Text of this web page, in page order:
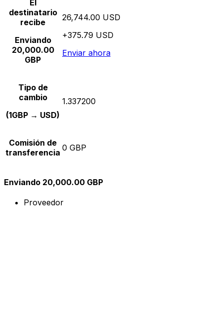
El
destinatario
recibe
Enviando
20,000.00
GBP
26,744.00 USD
+375.79 USD
Enviar ahora
Tipo de
cambio
(1GBP → USD)
1.337200
Comisión de
transferencia 0 GBP
Enviando 20,000.00 GBP
Proveedor